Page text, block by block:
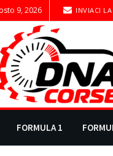
9, 2026 INVIACI
FORMULA 1